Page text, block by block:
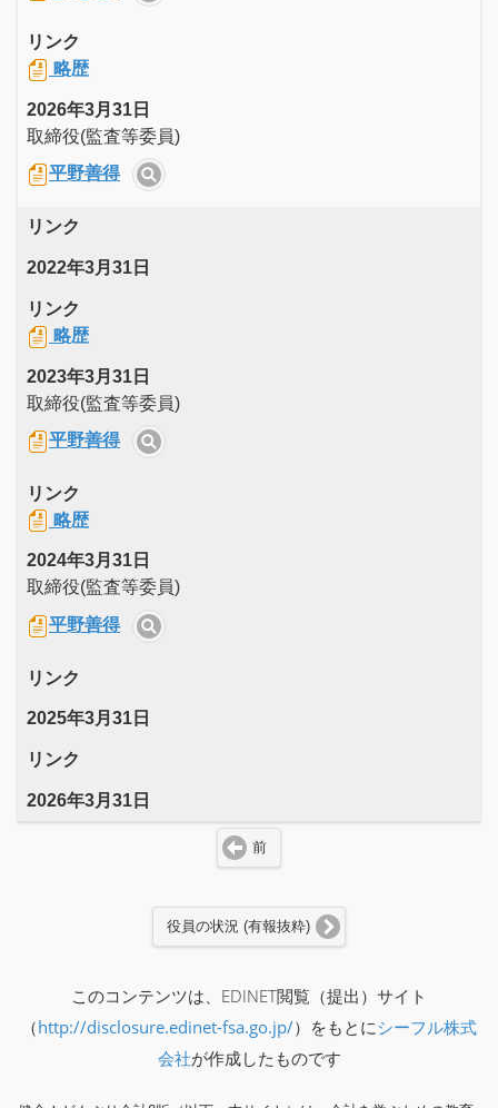
リンク
略歴
2026年3月31日
取締役(監査等委員)
平野善得
リンク
2022年3月31日
リンク
略歴
2023年3月31日
取締役(監査等委員)
平野善得
リンク
略歴
2024年3月31日
取締役(監査等委員)
平野善得
リンク
2025年3月31日
リンク
2026年3月31日
前
役員の状況 (有報抜粋)
このコンテンツは、EDINET閲覧（提出）サイト
（http://disclosure.edinet-fsa.go.jp/）をもとにシーフル株式
会社が作成したものです